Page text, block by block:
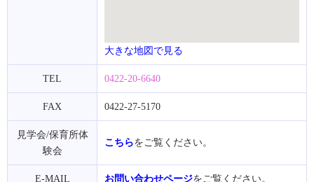
大きな地図で見る
TEL 0422-20-6640
FAX 0422-27-5170
見学会/保育所体
験会
こちらをご覧ください。
E-MAIL お問い合わせページをご覧ください。